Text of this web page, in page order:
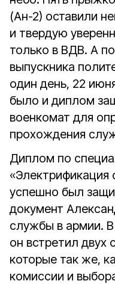
(Ан-2) оставили
и твердую
только в ВДВ. А
выпускника
один день, 22
было и диплом
военкомат для
прохождения
Диплом по
«Электрификация
успешно был
документ
службы в армии.
он встретил двух
которые так же,
комиссии и